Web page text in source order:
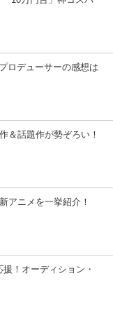
ロデューサーの感想は
＆話題作が勢ぞろい！
アニメを一挙紹介！
！オーディション・